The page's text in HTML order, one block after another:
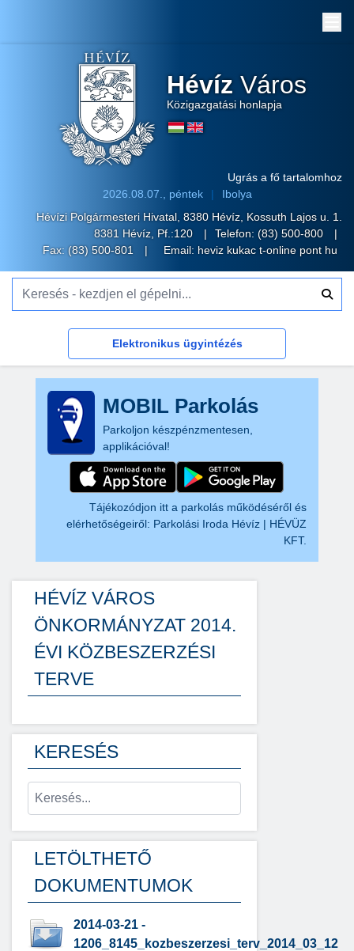
Hévíz Város
Közigazgatási honlapja
Ugrás a fő tartalomhoz
2026.08.07., péntek
Ibolya
Hévízi Polgármesteri Hivatal, 8380 Hévíz, Kossuth Lajos u. 1.
8381 Hévíz, Pf.:120
Telefon: (83) 500-800
Fax: (83) 500-801
Email: heviz kukac t-online pont hu
Elektronikus ügyintézés
MOBIL Parkolás
Parkoljon készpénzmentesen,
applikációval!
Tájékozódjon itt a parkolás működéséről és
elérhetőségeiről: Parkolási Iroda Hévíz | HÉVÜZ
KFT.
HÉVÍZ VÁROS
ÖNKORMÁNYZAT 2014.
ÉVI KÖZBESZERZÉSI
TERVE
KERESÉS
LETÖLTHETŐ
DOKUMENTUMOK
2014-03-21 -
1206_8145_kozbeszerzesi_terv_2014_03_12